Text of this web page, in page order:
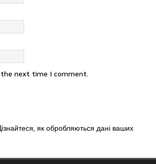
next time I comment.
як обробляються дані ваших